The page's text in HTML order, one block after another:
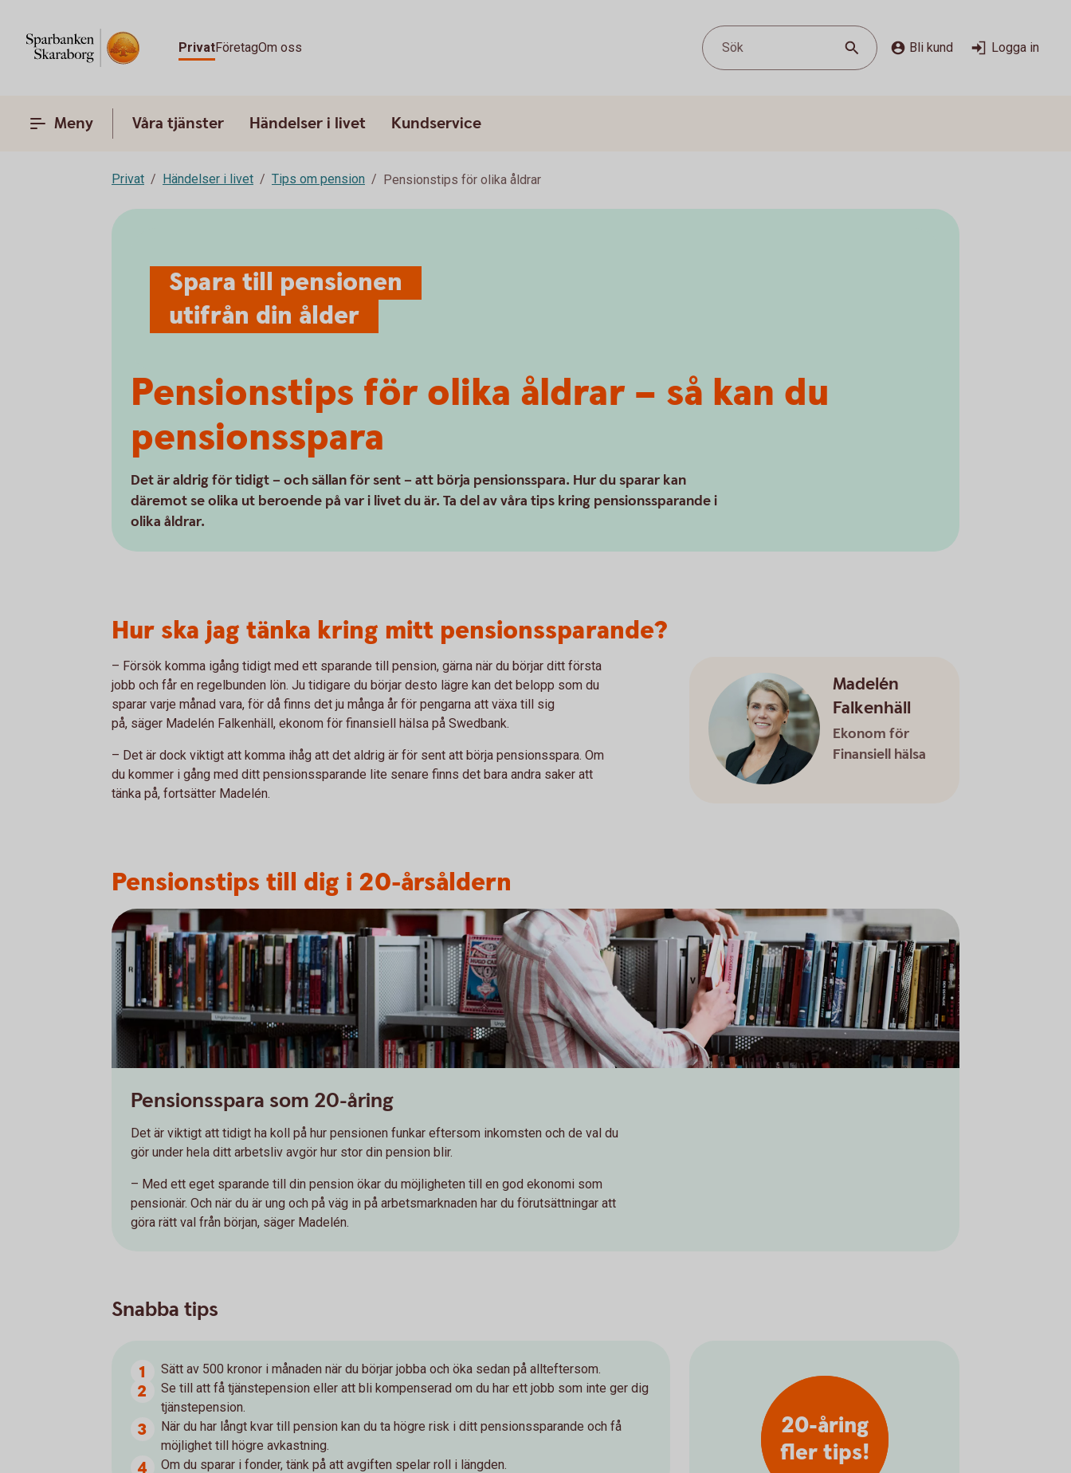
PrivatFöretagOm oss Sök Bli kund Logga in
Meny Våra tjänster Händelser i livet Kundservice
Privat Händelser i livet Tips om pension Pensionstips för olika åldrar
Pensionstips för olika åldrar – så kan du
pensionsspara
Det är aldrig för tidigt – och sällan för sent – att börja pensionsspara. Hur du sparar kan
däremot se olika ut beroende på var i livet du är. Ta del av våra tips kring pensionssparande i
olika åldrar.
Spara till pensionen
utifrån din ålder
Hur ska jag tänka kring mitt pensionssparande?
– Försök komma igång tidigt med ett sparande till pension, gärna när du börjar ditt första
jobb och får en regelbunden lön. Ju tidigare du börjar desto lägre kan det belopp som du
sparar varje månad vara, för då finns det ju många år för pengarna att växa till sig
på, säger Madelén Falkenhäll, ekonom för finansiell hälsa på Swedbank.
– Det är dock viktigt att komma ihåg att det aldrig är för sent att börja pensionsspara. Om
du kommer i gång med ditt pensionssparande lite senare finns det bara andra saker att
tänka på, fortsätter Madelén.
Madelén
Falkenhäll
Ekonom för
Finansiell hälsa
Pensionstips till dig i 20-årsåldern
Pensionsspara som 20-åring
Det är viktigt att tidigt ha koll på hur pensionen funkar eftersom inkomsten och de val du
gör under hela ditt arbetsliv avgör hur stor din pension blir.
– Med ett eget sparande till din pension ökar du möjligheten till en god ekonomi som
pensionär. Och när du är ung och på väg in på arbetsmarknaden har du förutsättningar att
göra rätt val från början, säger Madelén.
Snabba tips
Sätt av 500 kronor i månaden när du börjar jobba och öka sedan på allteftersom.
Se till att få tjänstepension eller att bli kompenserad om du har ett jobb som inte ger dig
tjänstepension.
När du har långt kvar till pension kan du ta högre risk i ditt pensionssparande och få
möjlighet till högre avkastning.
Om du sparar i fonder, tänk på att avgiften spelar roll i längden.
20-åring
fler tips!